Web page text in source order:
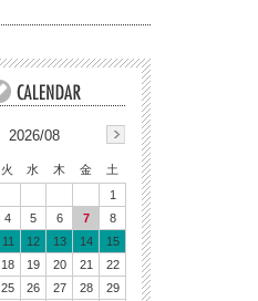
2026/08
火 水 木 金
土
1
4 5 6 7
8
11 12 13 14
15
18 19 20 21
22
25 26 27 28
29